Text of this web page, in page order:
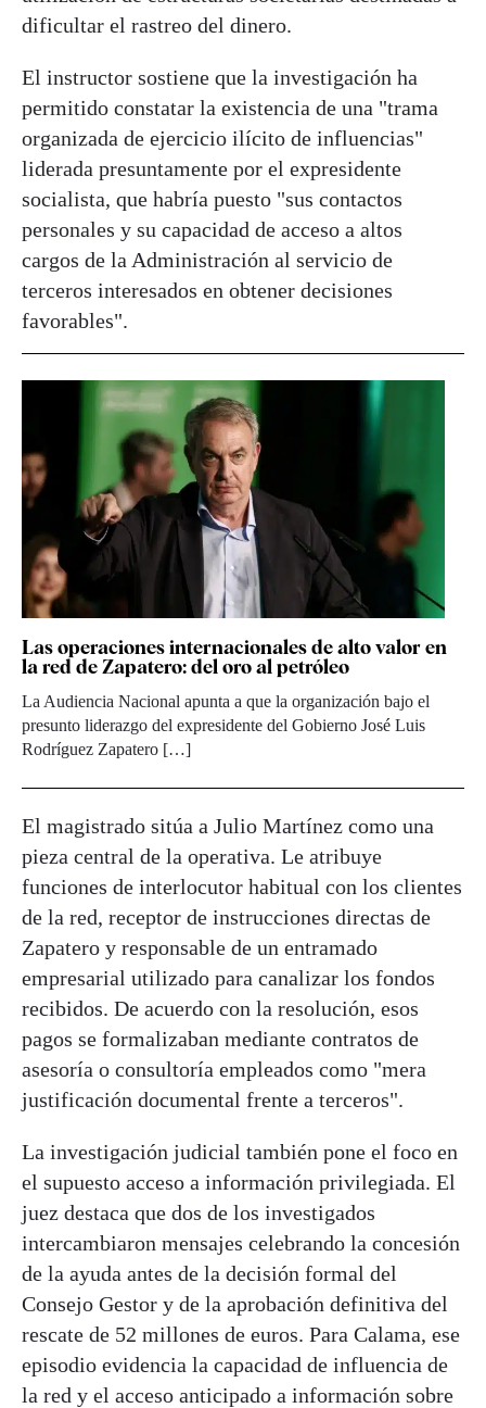
dificultar el rastreo del dinero.
El instructor sostiene que la investigación ha
permitido constatar la existencia de una "trama
organizada de ejercicio ilícito de influencias"
liderada presuntamente por el expresidente
socialista, que habría puesto "sus contactos
personales y su capacidad de acceso a altos
cargos de la Administración al servicio de
terceros interesados en obtener decisiones
favorables".
Las operaciones internacionales de alto valor en
la red de Zapatero: del oro al petróleo
La Audiencia Nacional apunta a que la organización bajo el
presunto liderazgo del expresidente del Gobierno José Luis
Rodríguez Zapatero […]
El magistrado sitúa a Julio Martínez como una
pieza central de la operativa. Le atribuye
funciones de interlocutor habitual con los clientes
de la red, receptor de instrucciones directas de
Zapatero y responsable de un entramado
empresarial utilizado para canalizar los fondos
recibidos. De acuerdo con la resolución, esos
pagos se formalizaban mediante contratos de
asesoría o consultoría empleados como "mera
justificación documental frente a terceros".
La investigación judicial también pone el foco en
el supuesto acceso a información privilegiada. El
juez destaca que dos de los investigados
intercambiaron mensajes celebrando la concesión
de la ayuda antes de la decisión formal del
Consejo Gestor y de la aprobación definitiva del
rescate de 52 millones de euros. Para Calama, ese
episodio evidencia la capacidad de influencia de
la red y el acceso anticipado a información sobre